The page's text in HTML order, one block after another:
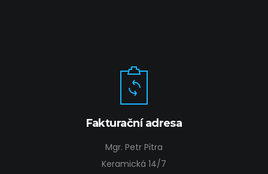
Fakturační adresa
Mgr. Petr Pitra
Keramická 14/7